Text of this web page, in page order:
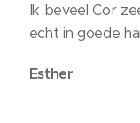
Ik beveel Cor
echt in goede
Esther